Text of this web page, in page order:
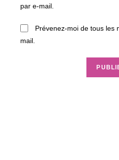
(facultatif)
par e-mail.
Prévenez-moi de tous les
mail.